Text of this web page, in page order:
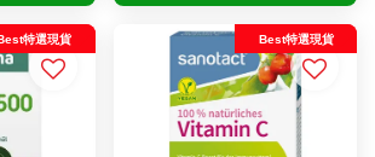
特選現貨 Best特選現貨